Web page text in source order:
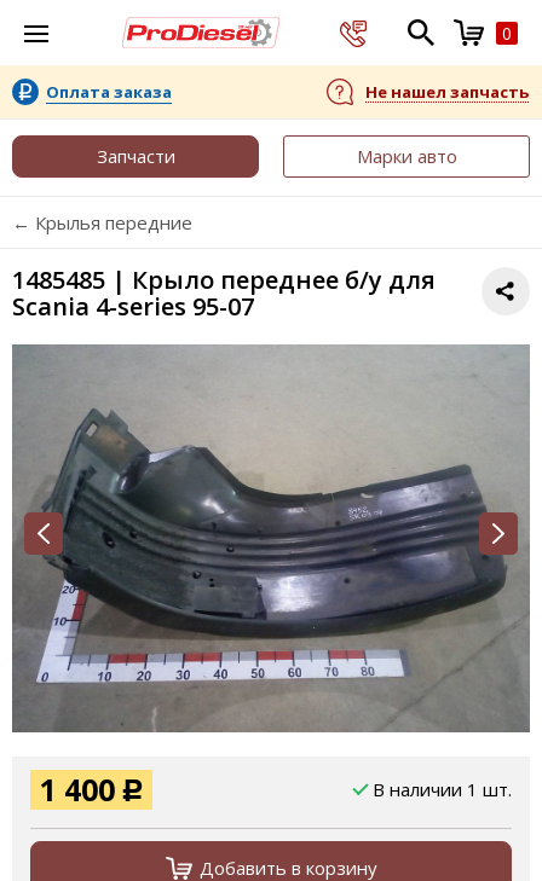
0
Оплата заказа Не нашел запчасть
Запчасти Марки авто
← Крылья передние
1485485 | Крыло переднее б/у для
Scania 4-series 95-07
1 400 Р В наличии 1 шт.
Добавить в корзину